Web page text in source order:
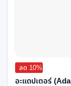
ลด 10%
อะแดปเตอร์